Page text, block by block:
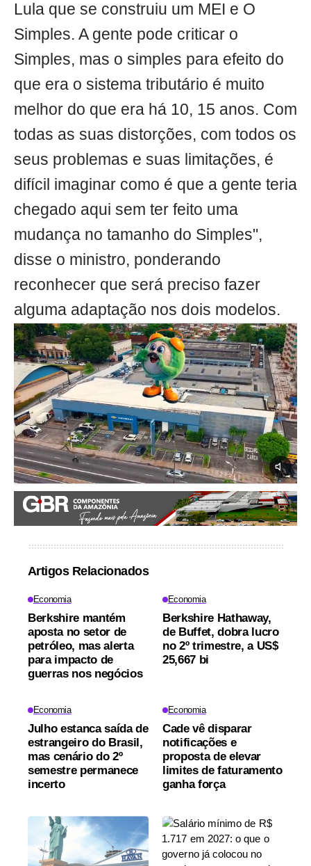
Lula que se construiu um MEI e O
Simples. A gente pode criticar o
Simples, mas o simples para efeito do
que era o sistema tributário é muito
melhor do que era há 10, 15 anos. Com
todas as suas distorções, com todos os
seus problemas e suas limitações, é
difícil imaginar como é que a gente teria
chegado aqui sem ter feito uma
mudança no tamanho do Simples",
disse o ministro, ponderando
reconhecer que será preciso fazer
alguma adaptação nos dois modelos.
Artigos Relacionados
Economia
Berkshire mantém
aposta no setor de
petróleo, mas alerta
para impacto de
guerras nos negócios
Economia
Berkshire Hathaway,
de Buffet, dobra lucro
no 2º trimestre, a US$
25,667 bi
Economia
Julho estanca saída de
estrangeiro do Brasil,
mas cenário do 2º
semestre permanece
incerto
Economia
Cade vê disparar
notificações e
proposta de elevar
limites de faturamento
ganha força